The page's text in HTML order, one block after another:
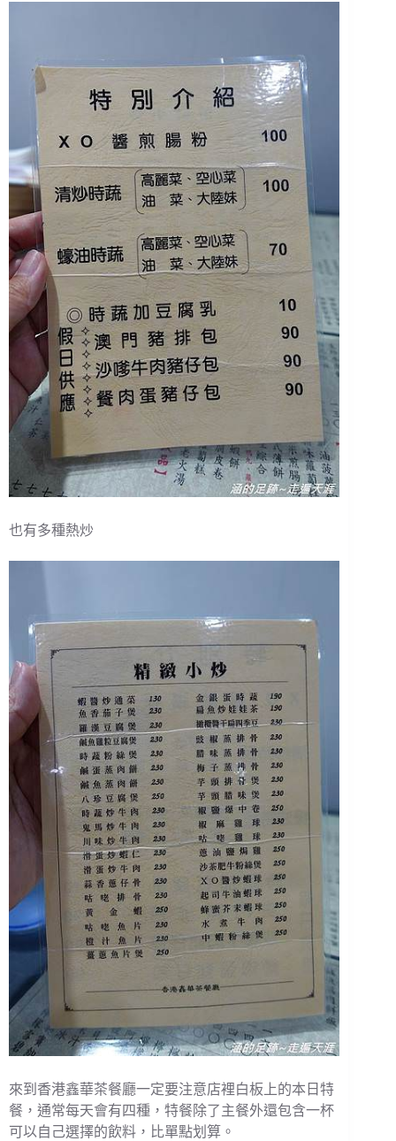
也有多種熱炒
來到香港鑫華茶餐廳一定要注意店裡白板上的本日特
餐，通常每天會有四種，特餐除了主餐外還包含一杯
可以自己選擇的飲料，比單點划算。